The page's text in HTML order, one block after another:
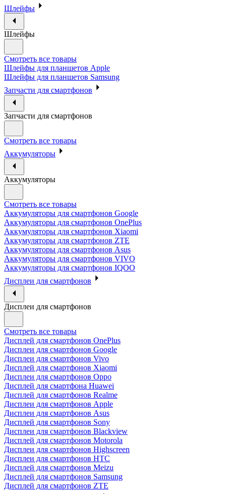
Шлейфы
Шлейфы
Смотреть все товары
Шлейфы для планшетов Apple
Шлейфы для планшетов Samsung
Запчасти для смартфонов
Запчасти для смартфонов
Смотреть все товары
Аккумуляторы
Аккумуляторы
Смотреть все товары
Аккумуляторы для смартфонов Google
Аккумуляторы для смартфонов OnePlus
Аккумуляторы для смартфонов Xiaomi
Аккумуляторы для смартфонов ZTE
Аккумуляторы для cмартфонов Asus
Аккумуляторы для смартфонов VIVO
Аккумуляторы для смартфонов IQOO
Дисплеи для смартфонов
Дисплеи для смартфонов
Смотреть все товары
Дисплей для смартфонов OnePlus
Дисплеи для смартфонов Google
Дисплеи для смартфонов Vivo
Дисплей для смартфонов Xiaomi
Дисплеи для смартфонов Oppo
Дисплей для смартфона Huawei
Дисплей для смартфонов Realme
Дисплеи для смартфонов Apple
Дисплеи для смартфонов Asus
Дисплей для смартфонов Sony
Дисплеи для смартфонов Blackview
Дисплей для смартфонов Motorola
Дисплеи для смартфонов Highscreen
Дисплеи для смартфонов HTC
Дисплей для смартфонов Meizu
Дисплей для смартфонов Samsung
Дисплей для смартфонов ZTE